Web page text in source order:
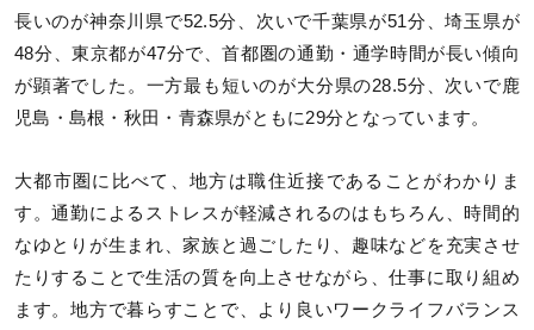
長いのが神奈川県で52.5分、次いで千葉県が51分、埼玉県が
48分、東京都が47分で、首都圏の通勤・通学時間が長い傾向
が顕著でした。一方最も短いのが大分県の28.5分、次いで鹿
児島・島根・秋田・青森県がともに29分となっています。
大都市圏に比べて、地方は職住近接であることがわかりま
す。通勤によるストレスが軽減されるのはもちろん、時間的
なゆとりが生まれ、家族と過ごしたり、趣味などを充実させ
たりすることで生活の質を向上させながら、仕事に取り組め
ます。地方で暮らすことで、より良いワークライフバランス